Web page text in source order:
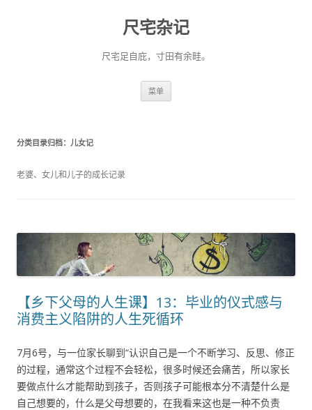
尺宅杂记
尺宅足自庇，寸田有余畦。
菜单
分类目录归档： 儿女记
老婆、女儿和儿子的成长记录
【乡下父母的人生课】13：毕业的仪式感与
消费主义陷阱的人生死循环
7月6号，与一位家长聊到“认识自己是一个不断学习、反思、修正
的过程，通常这个过程不会轻松，很多时候还会痛苦，所以家长
要做点什么才能帮助到孩子，否则孩子可能根本分不清楚什么是
自己想要的，什么是父母想要的，在我看来这也是一种不负责